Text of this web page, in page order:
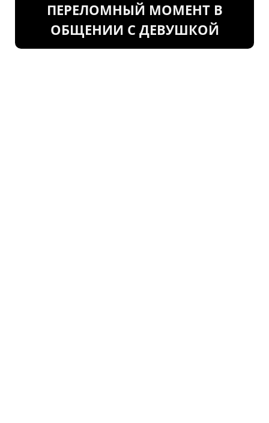
ПЕРЕЛОМНЫЙ МОМЕНТ В
ОБЩЕНИИ С ДЕВУШКОЙ